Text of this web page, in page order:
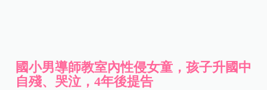
國小男導師教室內性侵女童，孩子升國中
自殘、哭泣，4年後提告